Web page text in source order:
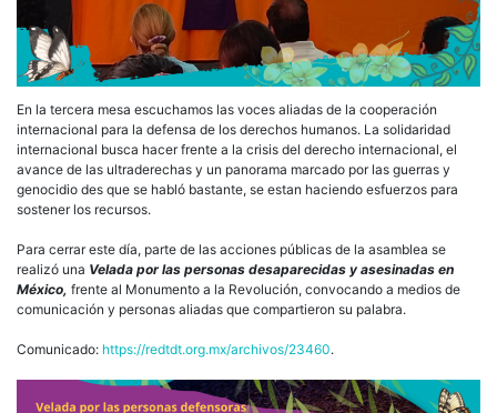
En la tercera mesa escuchamos las voces aliadas de la cooperación
internacional para la defensa de los derechos humanos. La solidaridad
internacional busca hacer frente a la crisis del derecho internacional, el
avance de las ultraderechas y un panorama marcado por las guerras y
genocidio des que se habló bastante, se estan haciendo esfuerzos para
sostener los recursos.
Para cerrar este día, parte de las acciones públicas de la asamblea se
realizó una Velada por las personas desaparecidas y asesinadas en
México, frente al Monumento a la Revolución, convocando a medios de
comunicación y personas aliadas que compartieron su palabra.
Comunicado: https://redtdt.org.mx/archivos/23460.